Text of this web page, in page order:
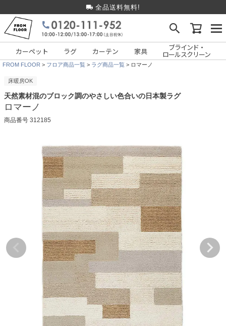
全品送料無料!
カーペット ラグ カーテン 家具 ブラインド・
ロールスクリーン
FROM FLOOR フロア商品一覧 ラグ商品一覧 ロマーノ
床暖房OK
天然素材混のブロック調のやさしい色合いの日本製ラグ
ロマーノ
商品番号 312185